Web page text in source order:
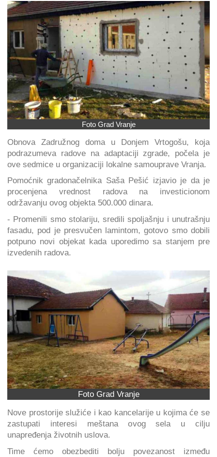
Foto Grad Vranje
Obnova Zadružnog doma u Donjem Vrtogošu, koja
podrazumeva radove na adaptaciji zgrade, počela je
ove sedmice u organizaciji lokalne samouprave Vranja.
Pomoćnik gradonačelnika Saša Pešić izjavio je da je
procenjena vrednost radova na investicionom
održavanju ovog objekta 500.000 dinara.
- Promenili smo stolariju, sredili spoljašnju i unutrašnju
fasadu, pod je presvučen lamintom, gotovo smo dobili
potpuno novi objekat kada uporedimo sa stanjem pre
izvedenih radova.
Foto Grad Vranje
Nove prostorije služiće i kao kancelarije u kojima će se
zastupati interesi meštana ovog sela u cilju
unapređenja životnih uslova.
Time ćemo obezbediti bolju povezanost između